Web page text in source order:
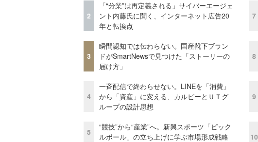
2
「“分業”は再定義される」サイバーエージェ
ント内藤氏に聞く、インターネット広告20
年と転換点
3
瞬間認知では伝わらない。国産靴下ブラン
ドがSmartNewsで見つけた「ストーリーの
届け方」
4
一斉配信で終わらせない。LINEを「消費」
から「資産」に変える、カルビーとＵＴグ
ループの設計思想
5
“競技”から“産業”へ。新興スポーツ「ピック
ルボール」の立ち上げに学ぶ市場形成戦略
7
8
9
10